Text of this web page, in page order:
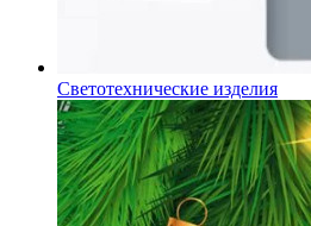
Светотехнические изделия